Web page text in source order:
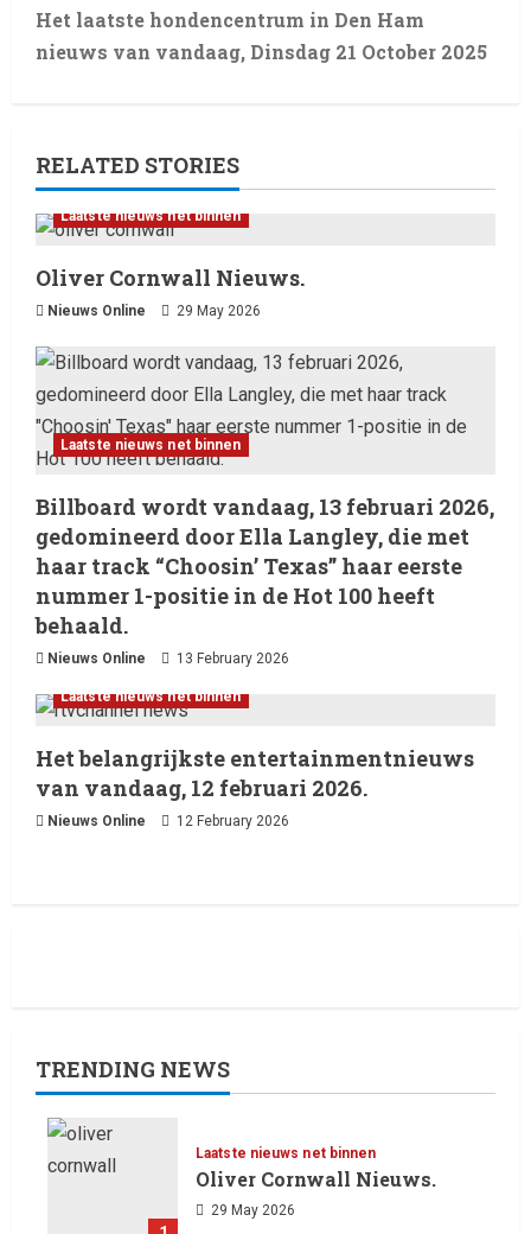
Het laatste hondencentrum in Den Ham
nieuws van vandaag, Dinsdag 21 October 2025
RELATED STORIES
Laatste nieuws net binnen
Oliver Cornwall Nieuws.
Nieuws Online 29 May 2026
Laatste nieuws net binnen
Billboard wordt vandaag, 13 februari 2026,
gedomineerd door Ella Langley, die met
haar track “Choosin’ Texas” haar eerste
nummer 1-positie in de Hot 100 heeft
behaald.
Nieuws Online 13 February 2026
Laatste nieuws net binnen
Het belangrijkste entertainmentnieuws
van vandaag, 12 februari 2026.
Nieuws Online 12 February 2026
TRENDING NEWS
Laatste nieuws net binnen
Oliver Cornwall Nieuws.
29 May 2026